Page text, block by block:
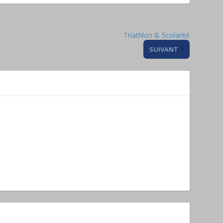
Triathlon & Scolarité
SUIVANT